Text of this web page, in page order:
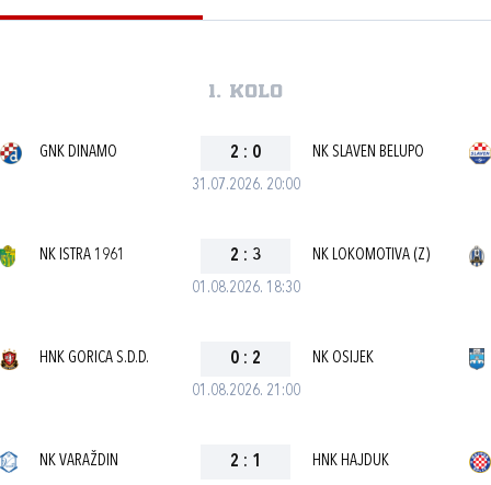
1. kolo
31.07.2026. 20:00
GNK DINAMO 2 : 0 NK SLAVEN BELUPO
01.08.2026. 18:30
NK ISTRA 1961 2 : 3 NK LOKOMOTIVA (Z)
01.08.2026. 21:00
HNK GORICA S.D.D. 0 : 2 NK OSIJEK
NK VARAŽDIN 2 : 1 HNK HAJDUK